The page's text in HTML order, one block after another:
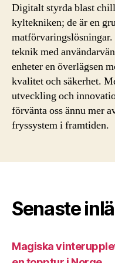
Digitalt styrda blast
kyltekniken; de är en
matförvaringslösningar.
teknik med
enheter en överlägsen
kvalitet och säkerhet.
utveckling och
förvänta oss ännu mer
fryssystem i framtiden.
Senaste
Magiska